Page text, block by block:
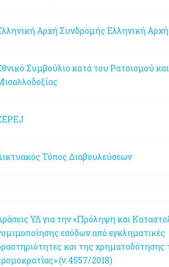
Αρχή Συνδρομής Ελληνική
Συμβούλιο κατά του Ρατσισμού
Τόπος Διαβουλεύσεων
ΥΔ για την «Πρόληψη και
εσόδων από εγκληματικές
και της χρηματοδότησης
(ν.4557/2018)